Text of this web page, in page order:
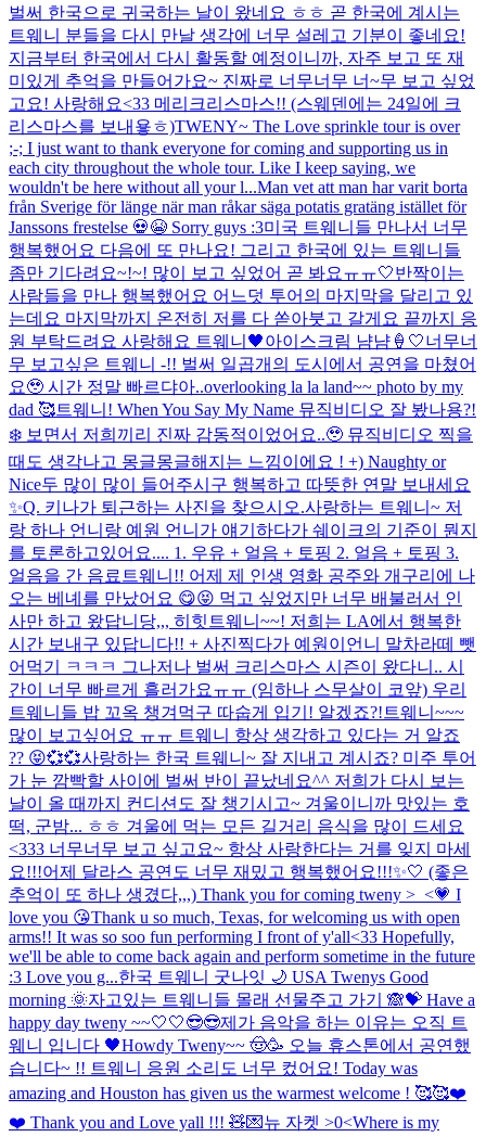
벌써 한국으로 귀국하는 날이 왔네요 ㅎㅎ 곧 한국에 계시는
트웨니 분들을 다시 만날 생각에 너무 설레고 기분이 좋네요!
지금부터 한국에서 다시 활동할 예정이니까, 자주 보고 또 재
미있게 추억을 만들어가요~ 진짜로 너무너무 너~무 보고 싶었
고요! 사랑해요<33 메리크리스마스!! (스웨덴에는 24일에 크
리스마스를 보내욯ㅎ)TWENY~ The Love sprinkle tour is over
;-; I just want to thank everyone for coming and supporting us in
each city throughout the whole tour. Like I keep saying, we
wouldn't be here without all your l...Man vet att man har varit borta
från Sverige för länge när man råkar säga potatis gratäng istället för
Janssons frestelse 💀😭 Sorry guys :3미국 트웨니들 만나서 너무
행복했어요 다음에 또 만나요! 그리고 한국에 있는 트웨니들
좀만 기다려요~!~! 많이 보고 싶었어 곧 봐요ㅠㅠ🤍반짝이는
사람들을 만나 행복했어요 어느덧 투어의 마지막을 달리고 있
는데요 마지막까지 온전히 저를 다 쏟아붓고 갈게요 끝까지 응
원 부탁드려요 사랑해요 트웨니🖤아이스크림 냠냠🍦🤍너무너
무 보고싶은 트웨니 -!! 벌써 일곱개의 도시에서 공연을 마쳤어
요🥹 시간 정말 빠르댜아..overlooking la la land~~ photo by my
dad 🥰트웨니! When You Say My Name 뮤직비디오 잘 봤나용?!
❄️ 보면서 저희끼리 진짜 감동적이었어요..🥹 뮤직비디오 찍을
때도 생각나고 몽글몽글해지는 느낌이에요 ! +) Naughty or
Nice두 많이 많이 들어주시구 행복하고 따뜻한 연말 보내세요
✨Q. 키나가 퇴근하는 사진을 찾으시오.사랑하는 트웨니~ 저
랑 하나 언니랑 예원 언니가 얘기하다가 쉐이크의 기준이 뭔지
를 토론하고있어요.... 1. 우유 + 얼음 + 토핑 2. 얼음 + 토핑 3.
얼음을 간 음료 트웨니!! 어제 제 인생 영화 공주와 개구리에 나
오는 베녜를 만났어요 😋😝 먹고 싶었지만 너무 배불러서 인
사만 하고 왔답니당,,, 히힛 트웨니~~! 저희는 LA에서 행복한
시간 보내구 있답니다!! + 사진찍다가 예원이언니 말차라떼 뺏
어먹기 ㅋㅋㅋ 그나저나 벌써 크리스마스 시즌이 왔다니.. 시
간이 너무 빠르게 흘러가요ㅠㅠ (임하나 스무살이 코앞) 우리
트웨니들 밥 꼬옥 챙겨먹구 따숩게 입기! 알겠죠?! 트웨니~~~
많이 보고싶어요 ㅠㅠ 트웨니 항상 생각하고 있다는 거 알죠
?? 😝💞💞사랑하는 한국 트웨니~ 잘 지내고 계시죠? 미주 투어
가 눈 깜빡할 사이에 벌써 반이 끝났네요^^ 저희가 다시 보는
날이 올 때까지 컨디션도 잘 챙기시고~ 겨울이니까 맛있는 호
떡, 군밤... ㅎㅎ 겨울에 먹는 모든 길거리 음식을 많이 드세요
<333 너무너무 보고 싶고요~ 항상 사랑한다는 거를 잊지 마세
요!!!어제 달라스 공연도 너무 재밌고 행복했어요!!!✨🤍 (좋은
추억이 또 하나 생겼다,,,) Thank you for coming tweny >_<💗 I
love you 😘Thank u so much, Texas, for welcoming us with open
arms!! It was so soo fun performing I front of y'all<33 Hopefully,
we'll be able to come back again and perform sometime in the future
:3 Love you g...한국 트웨니 굿나잇 🌙 USA Twenys Good
morning 🌞자고있는 트웨니들 몰래 선물주고 가기 🙈💝 Have a
happy day tweny ~~🤍🤍😎😎제가 음악을 하는 이유는 오직 트
웨니 입니다 🖤Howdy Tweny~~ 🤠🥳 오늘 휴스톤에서 공연했
습니다~ !! 트웨니 응원 소리도 너무 컸어요! Today was
amazing and Houston has given us the warmest welcome ! 🥰🥰❤️
❤️ Thank you and Love yall !!! 🧸💌뉴 자켓 >0<Where is my